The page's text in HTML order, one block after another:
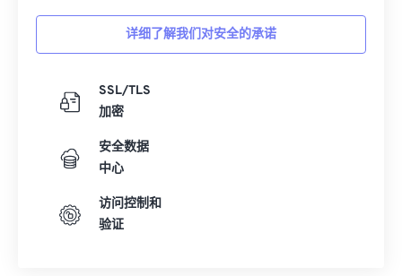
详细了解我们对安全的承诺
SSL/TLS
加密
安全数据
中心
访问控制和
验证